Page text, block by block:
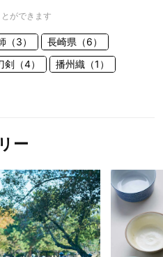
ができます
（3）
長崎県（6）
剣（4）
播州織（1）
ー